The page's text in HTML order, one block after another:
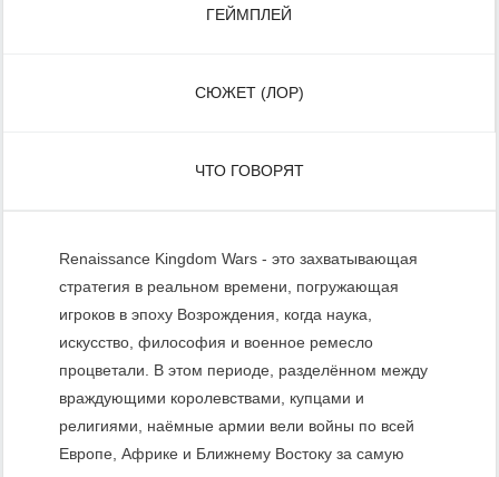
ГЕЙМПЛЕЙ
СЮЖЕТ (ЛОР)
ЧТО ГОВОРЯТ
Renaissance Kingdom Wars - это захватывающая
стратегия в реальном времени, погружающая
игроков в эпоху Возрождения, когда наука,
искусство, философия и военное ремесло
процветали. В этом периоде, разделённом между
враждующими королевствами, купцами и
религиями, наёмные армии вели войны по всей
Европе, Африке и Ближнему Востоку за самую